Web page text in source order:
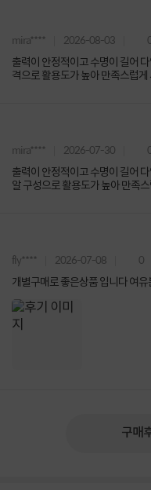
mira**** 2026-08-03
출력이 안정적이고 수명이 길어
격으로 활용도가 높아 만족스럽게
mira**** 2026-07-30
출력이 안정적이고 수명이 길어
알 구성으로 활용도가 높아 만족
fly**** 2026-07-08 0
개별구매로 좋은상품 입니
구매